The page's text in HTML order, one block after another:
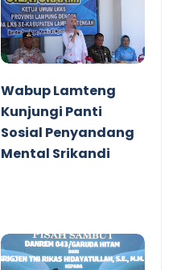
Wabup Lamteng
Kunjungi Panti
Sosial Penyandang
Mental Srikandi